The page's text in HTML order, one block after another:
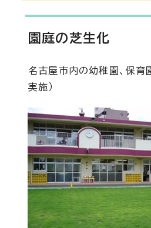
園庭の芝生化
名古屋市内の幼稚園、保育
実施）